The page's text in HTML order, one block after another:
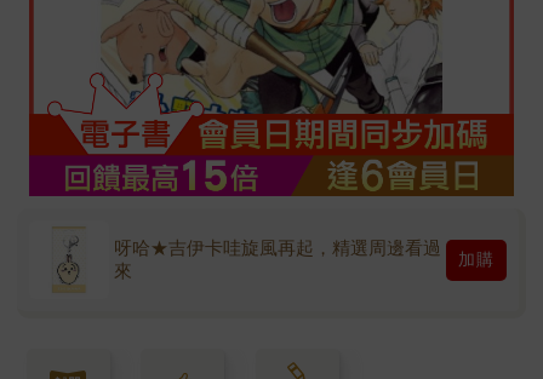
呀哈★吉伊卡哇旋風再起，精選周邊看過
來
加購